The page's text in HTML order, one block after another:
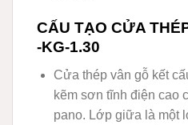
CẤU TẠO CỬA
-KG-1.30
Cửa thép vân gỗ kết
kẽm sơn tĩnh điện cao
pano. Lớp giữa là một